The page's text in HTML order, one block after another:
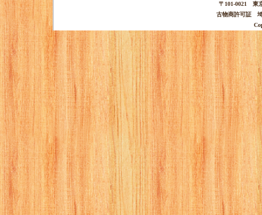
〒101-0021 東
古物商許可証